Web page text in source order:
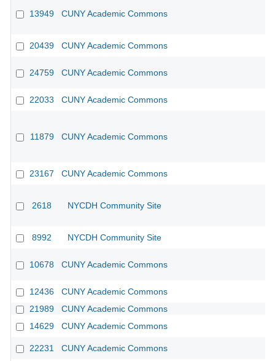
13949 CUNY Academic Commons
20439 CUNY Academic Commons
24759 CUNY Academic Commons
22033 CUNY Academic Commons
11879 CUNY Academic Commons
23167 CUNY Academic Commons
2618 NYCDH Community Site
8992 NYCDH Community Site
10678 CUNY Academic Commons
12436 CUNY Academic Commons
21989
CUNY Academic Commons
14629
CUNY Academic Commons
22231 CUNY Academic Commons